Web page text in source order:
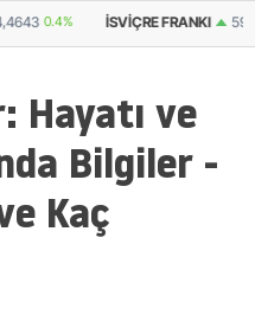
59,0831 0.82% BITCOIN
Hayatı ve
Bilgiler -
Kaç